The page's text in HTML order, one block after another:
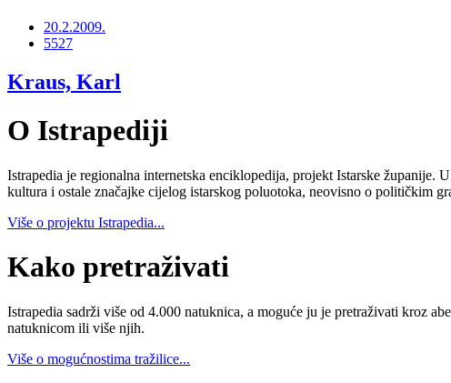
20.2.2009.
5527
Kraus, Karl
O Istrapediji
Istrapedia je regionalna internetska enciklopedija, projekt Istarske
kultura i ostale značajke cijelog istarskog poluotoka, neovisno o političkim
Više o projektu Istrapedia...
Kako pretraživati
Istrapedia sadrži više od 4.000 natuknica, a moguće ju je pretraživati kroz
natuknicom ili više njih.
Više o mogućnostima tražilice...